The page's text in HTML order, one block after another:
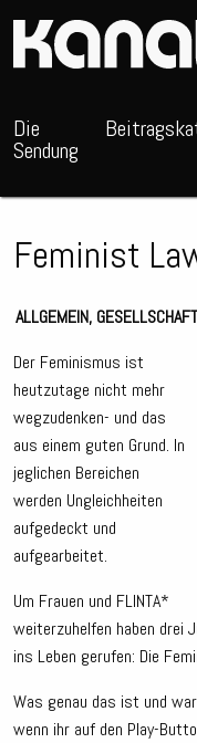
Die
Sendung
Feminist
ALLGEMEIN, GESELLSCHAFT
Der Feminismus ist
heutzutage nicht mehr
wegzudenken- und das
aus einem guten Grund. In
jeglichen Bereichen
werden Ungleichheiten
aufgedeckt und
aufgearbeitet.
Um Frauen und FLINTA*
weiterzuhelfen haben drei
ins Leben gerufen: Die
Was genau das ist und
wenn ihr auf den Play-